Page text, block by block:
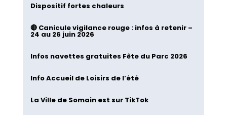
Dispositif fortes chaleurs
🔴 Canicule vigilance rouge : infos à retenir –
24 au 26 juin 2026
Infos navettes gratuites Fête du Parc 2026
Info Accueil de Loisirs de l’été
La Ville de Somain est sur TikTok